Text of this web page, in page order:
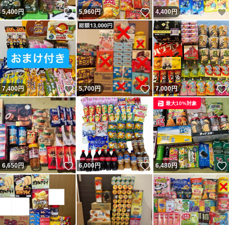
5,400円 いいね！
5,960円 いいね！
4,400円
7,400円 いいね！
5,700円 いいね！
7,000円
6,650円 いいね！
6,000円 いいね！
6,480円
最大10%対象